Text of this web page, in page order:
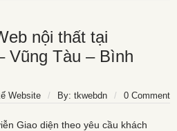
nội thất tại
Vũng Tàu – Bình
Website / By: tkwebdn / 0 Comment
Giao diện theo yêu cầu khách